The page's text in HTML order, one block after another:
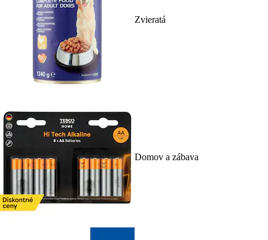
Zvieratá
Domov a zábava